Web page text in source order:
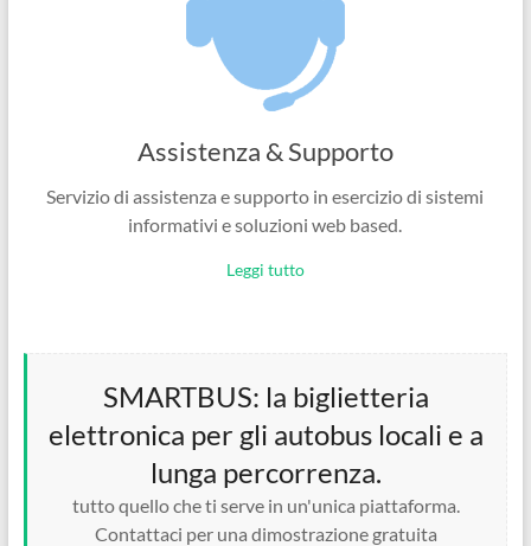
Assistenza & Supporto
Servizio di assistenza e supporto in esercizio di sistemi
informativi e soluzioni web based.
Leggi tutto
SMARTBUS: la biglietteria
elettronica per gli autobus locali e a
lunga percorrenza.
tutto quello che ti serve in un'unica piattaforma.
Contattaci per una dimostrazione gratuita